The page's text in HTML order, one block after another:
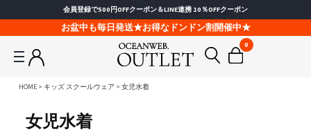
会員登録で500円OFFクーポン＆LINE連携 10％OFFクーポン
お盆中も毎日発送★お得なドンドン割開催中★
0
HOME キッズ スクールウェア 女児水着
女児水着